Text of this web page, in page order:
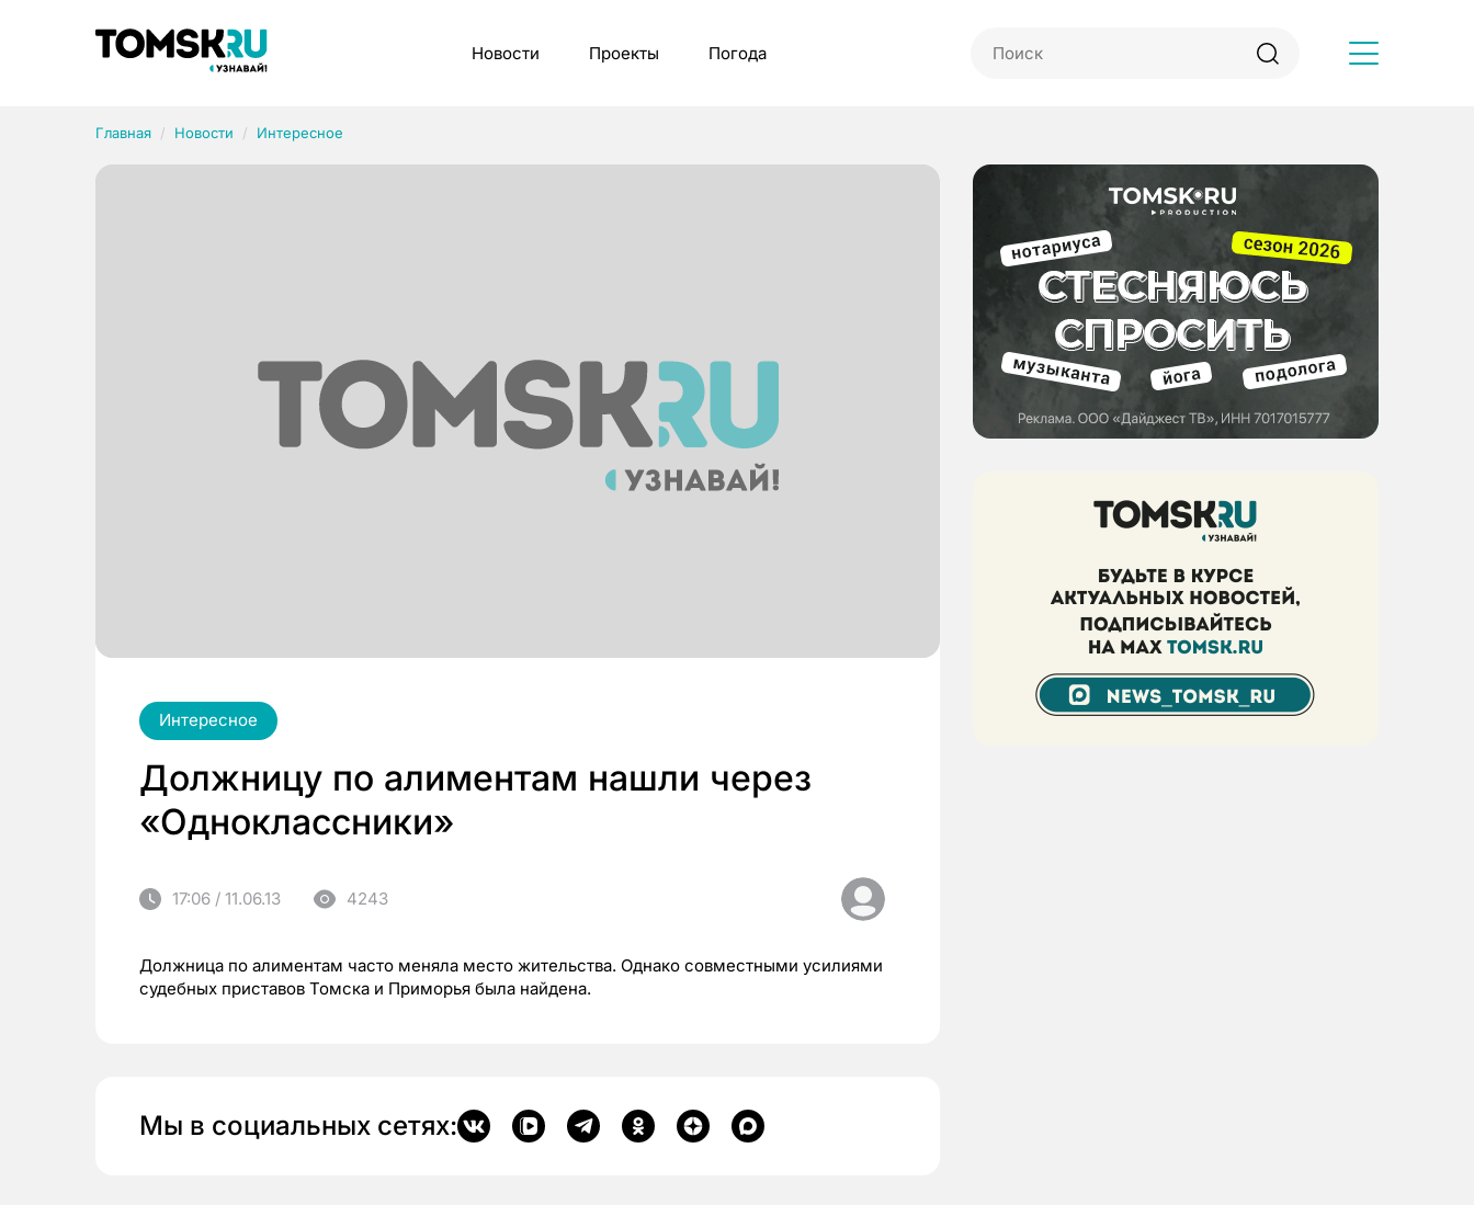
Новости Проекты Погода
Главная Новости Интересное
Интересное
Должницу по алиментам нашли через
«Одноклассники»
17:06 / 11.06.13 4243
Должница по алиментам часто меняла место жительства. Однако совместными усилиями
судебных приставов Томска и Приморья была найдена.
Мы в социальных сетях:
Рубрики